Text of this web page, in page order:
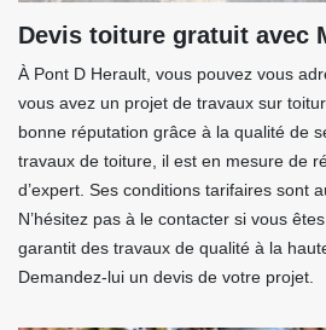
Devis toiture gratuit avec
À Pont D Herault, vous pouvez vous
vous avez un projet de travaux sur
bonne réputation grâce à la qualité de
travaux de toiture, il est en mesure de
d’expert. Ses conditions tarifaires sont
N’hésitez pas à le contacter si vous
garantit des travaux de qualité à la
Demandez-lui un devis de votre projet.